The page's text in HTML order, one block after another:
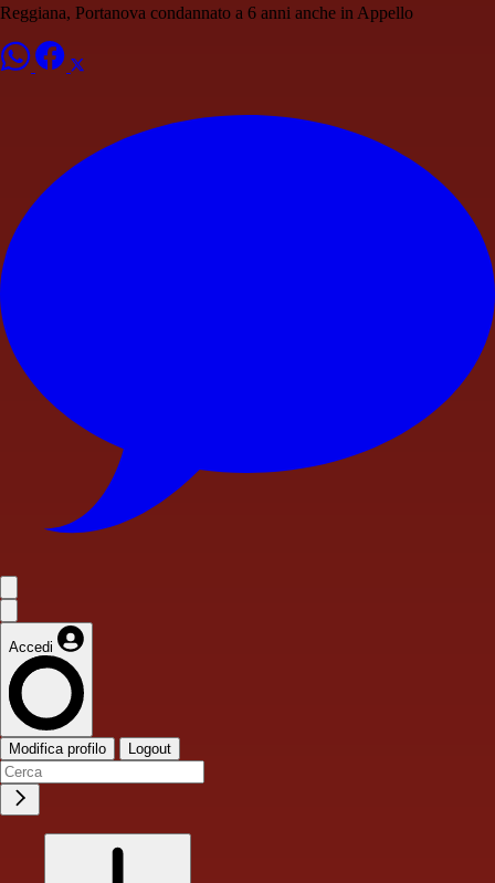
Reggiana, Portanova condannato a 6 anni anche in Appello
Accedi
Modifica profilo Logout